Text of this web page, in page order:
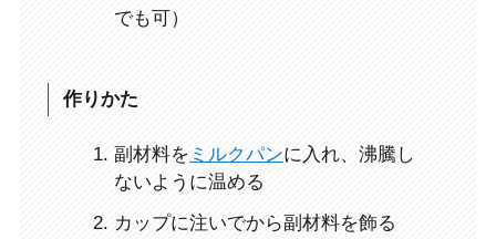
でも可）
作りかた
副材料を ミルクパンに入れ、沸騰し
ないように温める
カップに注いでから副材料を飾る